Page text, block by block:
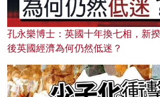
孔永樂博士：英國十年換七相，新
後英國經濟為何仍然低迷？